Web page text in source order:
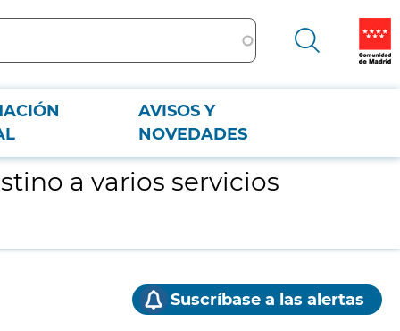
AVISOS Y
NOVEDADES
a varios servicios
Suscríbase a las alertas